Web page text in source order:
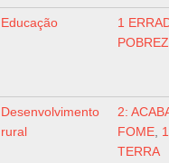
Educação
1
Desenvolvimento
rural
2:
FOME
TERRA